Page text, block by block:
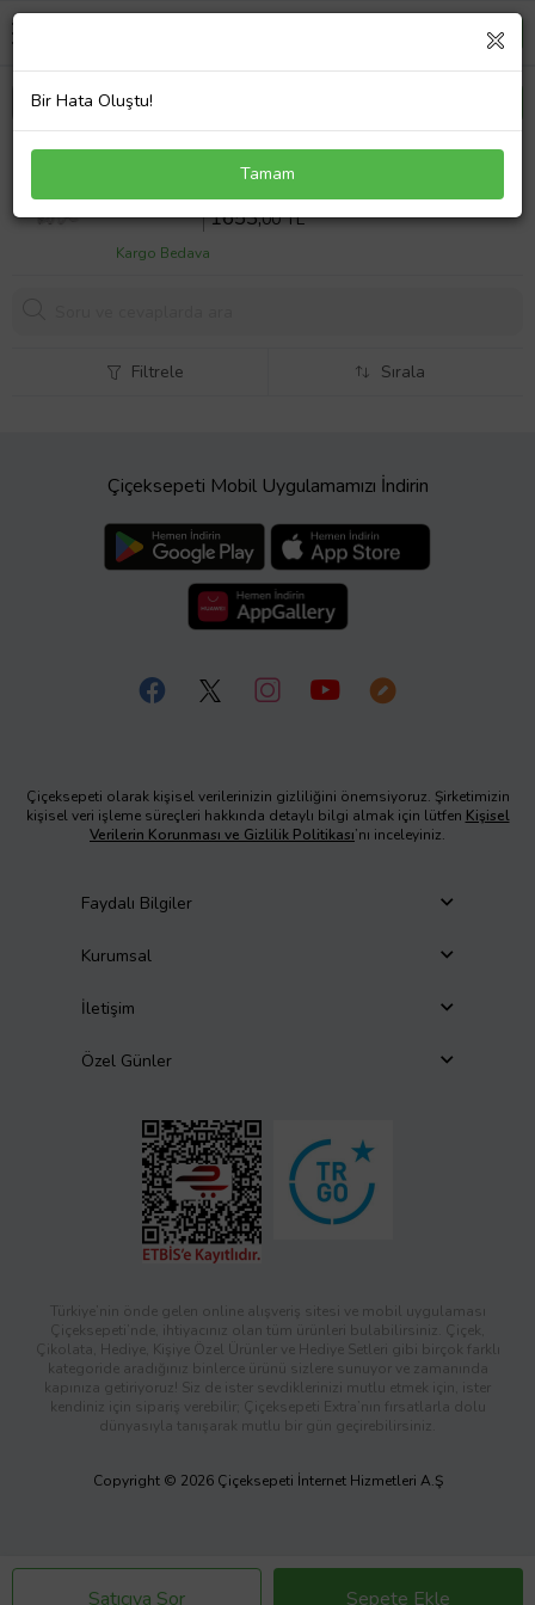
Gümüş Tektaşlı Love Yazılı Kolye
Sepette %13 İndirim
1653,00 TL
Kargo Bedava
Satıcıya Sor Sepete Ekle
Filtrele Sırala
Çiçeksepeti Mobil Uygulamamızı İndirin
Çiçeksepeti olarak kişisel verilerinizin gizliliğini önemsiyoruz. Şirketimizin
kişisel veri işleme süreçleri hakkında detaylı bilgi almak için lütfen Kişisel
Verilerin Korunması ve Gizlilik Politikası’nı inceleyiniz.
Faydalı Bilgiler
Kurumsal
İletişim
Özel Günler
Türkiye’nin önde gelen online alışveriş sitesi ve mobil uygulaması
Çiçeksepeti’nde, ihtiyacınız olan tüm ürünleri bulabilirsiniz. Çiçek,
Çikolata, Hediye, Kişiye Özel Ürünler ve Hediye Setleri gibi birçok farklı
kategoride aradığınız binlerce ürünü sizlere sunuyor ve zamanında
kapınıza getiriyoruz! Siz de ister sevdiklerinizi mutlu etmek için, ister
kendiniz için sipariş verebilir; Çiçeksepeti Extra’nın fırsatlarla dolu
dünyasıyla tanışarak mutlu bir gün geçirebilirsiniz.
Copyright © 2026 Çiçeksepeti İnternet Hizmetleri A.Ş
Bir Hata Oluştu!
Tamam